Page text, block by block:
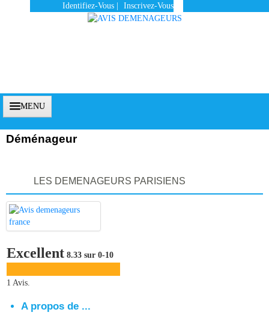
Identifiez-Vous Inscrivez-Vous
MENU
Vous Êtes Un Client
Comment Ça Marche ?
Qui Sommes-Nous ?
Pourquoi Nous Faire Confiance ?
Vous Êtes Une Société
Comment Ça Marche ?
Déménageur
LES DEMENAGEURS PARISIENS
Excellent 8.33 sur 0-10
1 Avis.
A propos de ...